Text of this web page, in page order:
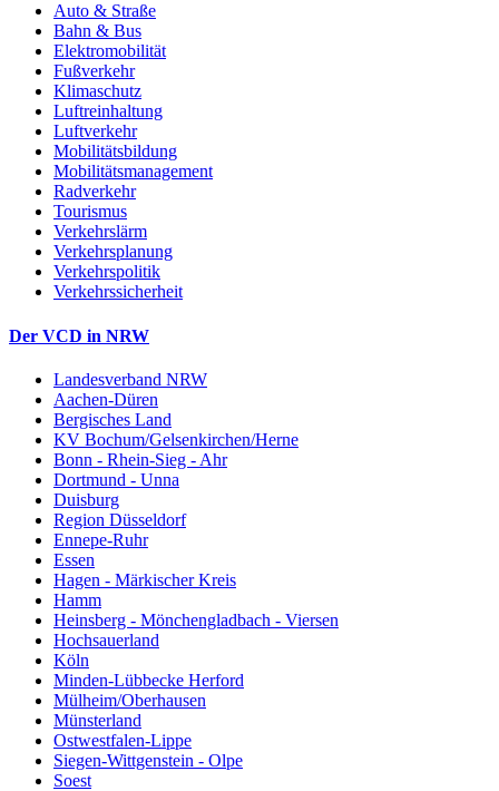
Auto & Straße
Bahn & Bus
Elektromobilität
Fußverkehr
Klimaschutz
Luftreinhaltung
Luftverkehr
Mobilitätsbildung
Mobilitätsmanagement
Radverkehr
Tourismus
Verkehrslärm
Verkehrsplanung
Verkehrspolitik
Verkehrssicherheit
Der VCD in NRW
Landesverband NRW
Aachen-Düren
Bergisches Land
KV Bochum/Gelsenkirchen/Herne
Bonn - Rhein-Sieg - Ahr
Dortmund - Unna
Duisburg
Region Düsseldorf
Ennepe-Ruhr
Essen
Hagen - Märkischer Kreis
Hamm
Heinsberg - Mönchengladbach - Viersen
Hochsauerland
Köln
Minden-Lübbecke Herford
Mülheim/Oberhausen
Münsterland
Ostwestfalen-Lippe
Siegen-Wittgenstein - Olpe
Soest